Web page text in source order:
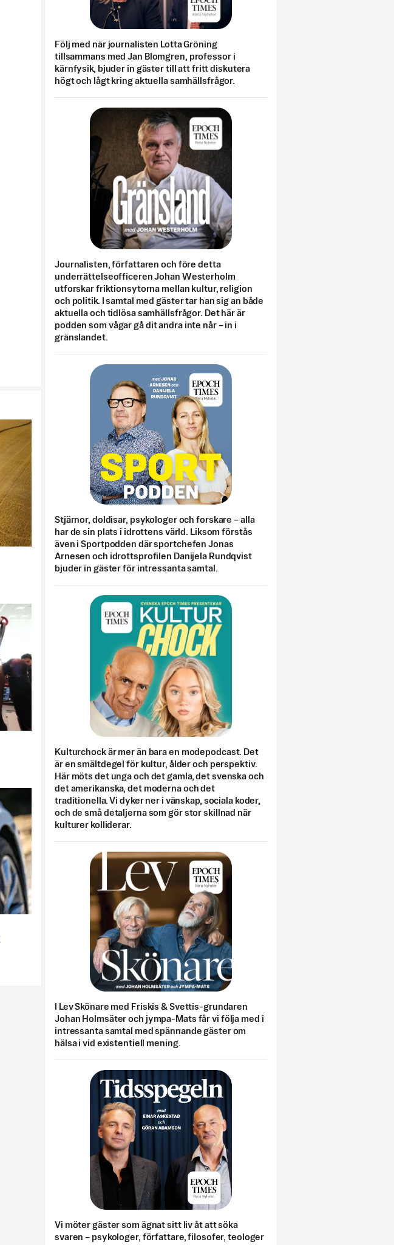
Följ med när journalisten Lotta Gröning
tillsammans med Jan Blomgren, professor i
kärnfysik, bjuder in gäster till att fritt diskutera
högt och lågt kring aktuella samhällsfrågor.
Journalisten, författaren och före detta
underrättelseofficeren Johan Westerholm
utforskar friktionsytorna mellan kultur, religion
och politik. I samtal med gäster tar han sig an både
aktuella och tidlösa samhällsfrågor. Det här är
podden som vågar gå dit andra inte når – in i
gränslandet.
Stjärnor, doldisar, psykologer och forskare – alla
har de sin plats i idrottens värld. Liksom förstås
även i Sportpodden där sportchefen Jonas
Arnesen och idrottsprofilen Danijela Rundqvist
bjuder in gäster för intressanta samtal.
Kulturchock är mer än bara en modepodcast. Det
är en smältdegel för kultur, ålder och perspektiv.
Här möts det unga och det gamla, det svenska och
det amerikanska, det moderna och det
traditionella. Vi dyker ner i vänskap, sociala koder,
och de små detaljerna som gör stor skillnad när
kulturer kolliderar.
I Lev Skönare med Friskis & Svettis-grundaren
Johan Holmsäter och jympa-Mats får vi följa med i
intressanta samtal med spännande gäster om
hälsa i vid existentiell mening.
Vi möter gäster som ägnat sitt liv åt att söka
svaren – psykologer, författare, filosofer, teologer